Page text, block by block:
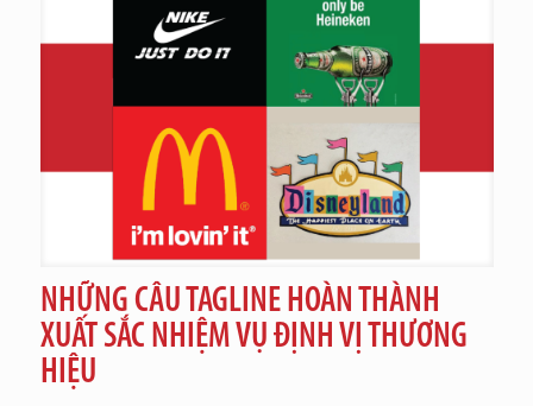
NHỮNG CÂU TAGLINE HOÀN THÀNH
XUẤT SẮC NHIỆM VỤ ĐỊNH VỊ THƯƠNG
HIỆU